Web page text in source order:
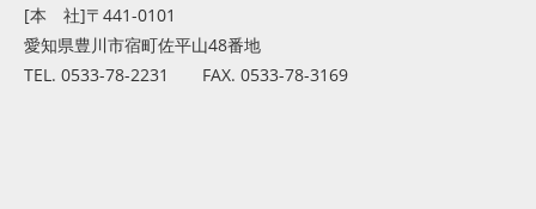
[本 社]〒441-0101
愛知県豊川市宿町佐平山48番地
TEL. 0533-78-2231 FAX. 0533-78-3169